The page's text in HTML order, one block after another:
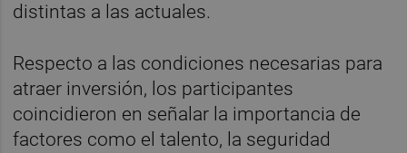
distintas a las actuales.
Respecto a las condiciones necesarias para
atraer inversión, los participantes
coincidieron en señalar la importancia de
factores como el talento, la seguridad